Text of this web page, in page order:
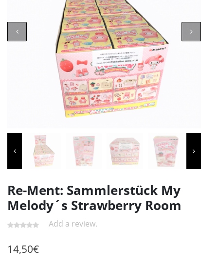
Re-Ment: Sammlerstück My
Melody´s Strawberry Room
Add a review.
14,50€